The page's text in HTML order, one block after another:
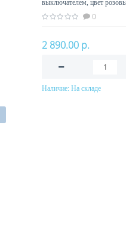
выключателем, цвет
0
2 890.00 р.
Наличие: На складе